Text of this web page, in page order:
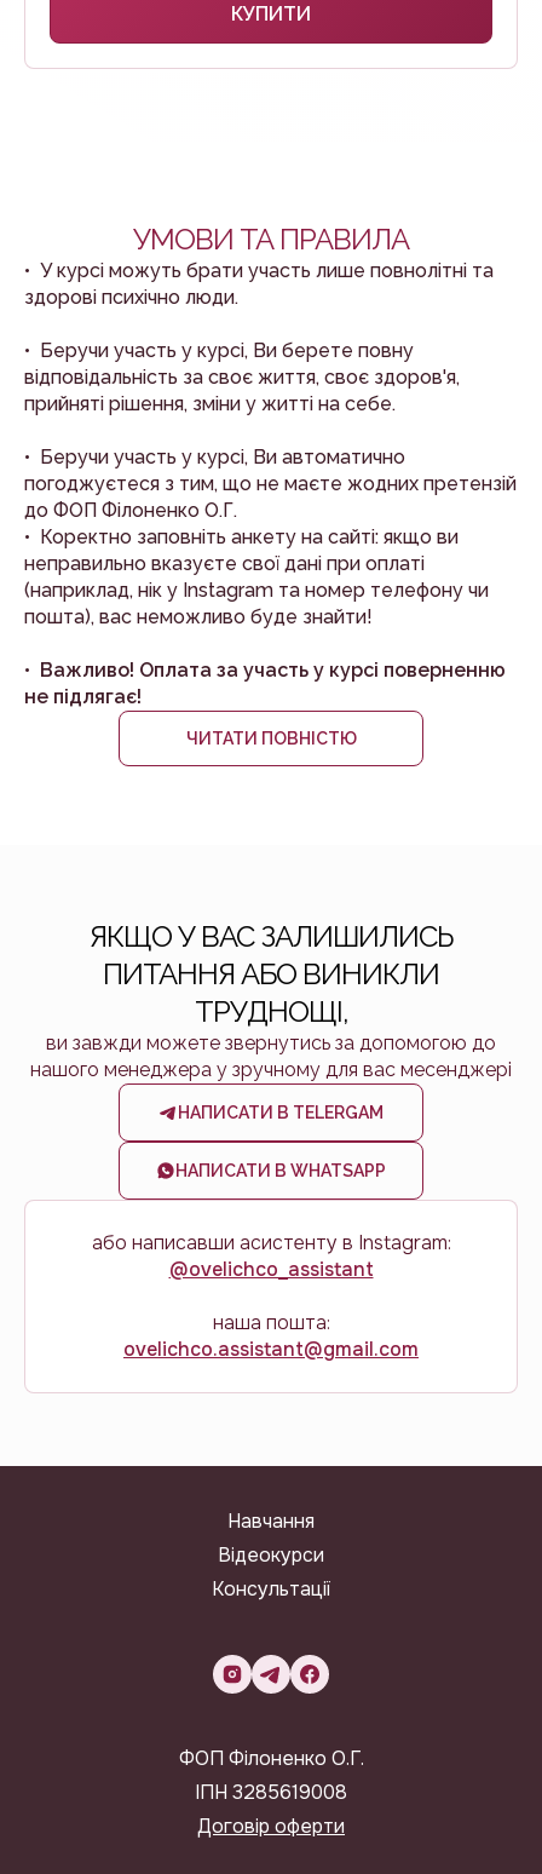
КУПИТИ
УМОВИ ТА ПРАВИЛА
• У курсі можуть брати участь лише повнолітні та
здорові психічно люди.
• Беручи участь у курсі, Ви берете повну
відповідальність за своє життя, своє здоров'я,
прийняті рішення, зміни у житті на себе.
• Беручи участь у курсі, Ви автоматично
погоджуєтеся з тим, що не маєте жодних претензій
до ФОП Філоненко О.Г.
• Коректно заповніть анкету на сайті: якщо ви
неправильно вказуєте свої дані при оплаті
(наприклад, нік у Instagram та номер телефону чи
пошта), вас неможливо буде знайти!
• Важливо! Оплата за участь у курсі поверненню
не підлягає!
ЧИТАТИ ПОВНІСТЮ
ЯКЩО У ВАС ЗАЛИШИЛИСЬ
ПИТАННЯ АБО ВИНИКЛИ
ТРУДНОЩІ,
ви завжди можете звернутись за допомогою до
нашого менеджера у зручному для вас месенджері
НАПИСАТИ В TELERGAM
НАПИСАТИ В WHATSAPP
або написавши асистенту в Instagram:
@ovelichco_assistant
наша пошта:
ovelichco.assistant@gmail.com
ФОП Філоненко О.Г.
ІПН 3285619008
Договір оферти
Навчання
Відеокурси
Консультації